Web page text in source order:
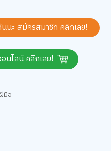
นนะ สมัครสมาชิก คลิกเลย!
นไลน์ คลิกเลย!
มือ